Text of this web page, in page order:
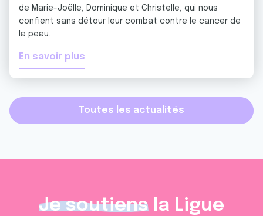
de Marie-Joëlle, Dominique et Christelle, qui nous
confient sans détour leur combat contre le cancer de
la peau.
En savoir plus
Toutes les actualités
Je soutiens la Ligue